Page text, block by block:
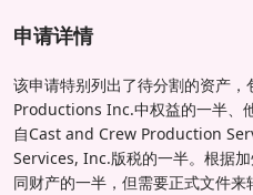
申请详情
该申请特别列出了待分割的资产，
Productions Inc.中权益的一半、
自Cast and Crew Production
Services, Inc.版税的一半。根据
同财产的一半，但需要正式文件